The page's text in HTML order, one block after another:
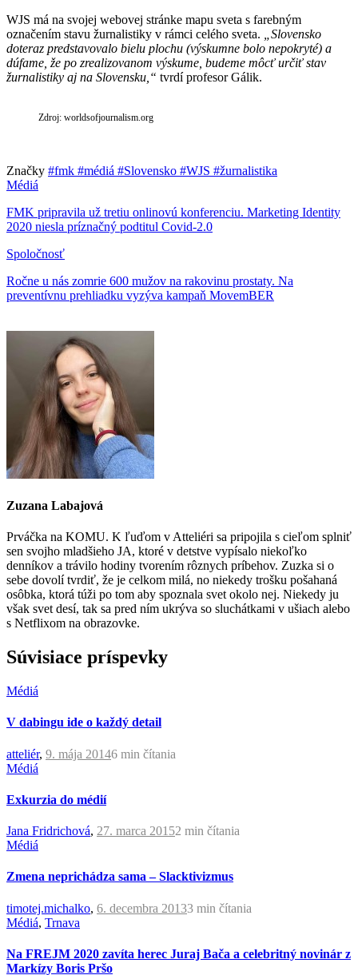
WJS má na svojej webovej stránke mapu sveta s farebným
označením stavu žurnalistiky v rámci celého sveta.
„Slovensko
doteraz predstavovalo bielu plochu (výskumne bolo nepokryté) a
dúfame, že po zrealizovanom výskume, budeme môcť určiť stav
žurnalistiky aj na Slovensku,“ tvrdí profesor Gálik.
Zdroj: worldsofjournalism.org
Značky #fmk #médiá #Slovensko #WJS #žurnalistika
Médiá
FMK pripravila už tretiu onlinovú konferenciu. Marketing Identity
2020 niesla príznačný podtitul Covid-2.0
Spoločnosť
Ročne u nás zomrie 600 mužov na rakovinu prostaty. Na
preventívnu prehliadku vyzýva kampaň MovemBER
Zuzana Labajová
Prváčka na KOMU. K ľuďom v Atteliéri sa pripojila s cieľom splniť
sen svojho mladšieho JA, ktoré v detstve vypísalo niekoľko
denníkov a trávilo hodiny tvorením rôznych príbehov. Zuzka si o
sebe dovolí tvrdiť, že je celkom milá, no niekedy trošku pošahaná
osôbka, ktorá túži po tom aby spoznala svet okolo nej. Niekedy ju
však svet desí, tak sa pred ním ukrýva so sluchátkami v ušiach alebo
s Netflixom na obrazovke.
Súvisiace príspevky
Médiá
V dabingu ide o každý detail
atteliér, 9. mája 20146 min čítania
Médiá
Exkurzia do médií
Jana Fridrichová, 27. marca 20152 min čítania
Médiá
Zmena neprichádza sama – Slacktivizmus
timotej.michalko, 6. decembra 20133 min čítania
Médiá, Trnava
Na FREJM 2020 zavíta herec Juraj Bača a celebritný novinár z
Markízy Boris Pršo